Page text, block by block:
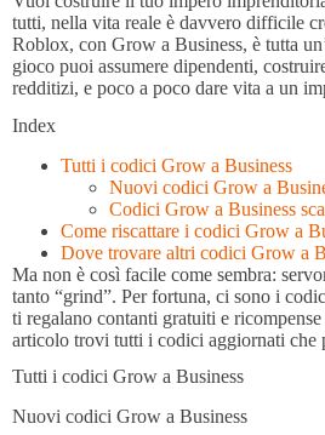
tutti, nella vita reale è davvero difficile
Roblox, con Grow a Business, è tutta
gioco puoi assumere dipendenti,
redditizi, e poco a poco dare vita a un
Index
Tutti i codici Grow a Business
Nuovi codici Grow a
Codici Grow a Business
Come riscattare i codici Grow a
Dove trovare altri codici Grow a
Ma non è così facile come sembra:
tanto “grind”. Per fortuna, ci sono i
ti regalano contanti gratuiti e
articolo trovi tutti i codici aggiornati che
Tutti i codici Grow a Business
Nuovi codici Grow a Business